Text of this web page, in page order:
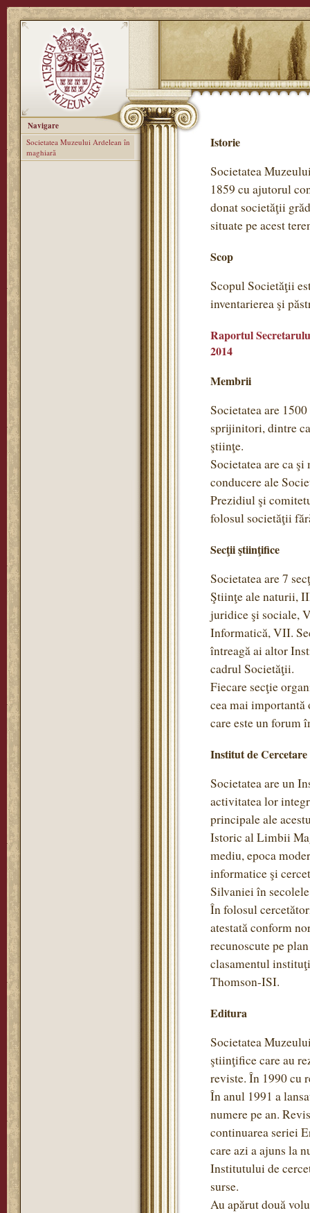
Navigare
Societatea Muzeului Ardelean în
maghiară
Istorie
Societatea
1859 cu ajutorul
donat societăţii
situate pe acest
Scop
Scopul Societăţii
inventarierea şi
Raportul
2014
Membrii
Societatea are
sprijinitori, dintre
ştiinţe.
Societatea are ca
conducere ale
Prezidiul şi
folosul societăţii
Secţii ştiinţifice
Societatea are 7
Ştiinţe ale naturii,
juridice şi sociale,
Informatică, VII.
întreagă ai altor
cadrul Societăţii.
Fiecare secţie
cea mai
care este un
Institut de Cercetare
Societatea are un
activitatea lor
principale ale
Istoric al Limbii
mediu, epoca
informatice şi
Silvaniei în
În folosul
atestată conform
recunoscute pe
clasamentul
Thomson-ISI.
Editura
Societatea
ştiinţifice care au
reviste. În 1990 cu
În anul 1991 a
numere pe an.
continuarea seriei
care azi a ajuns la
Institutului de
surse.
Au apărut două